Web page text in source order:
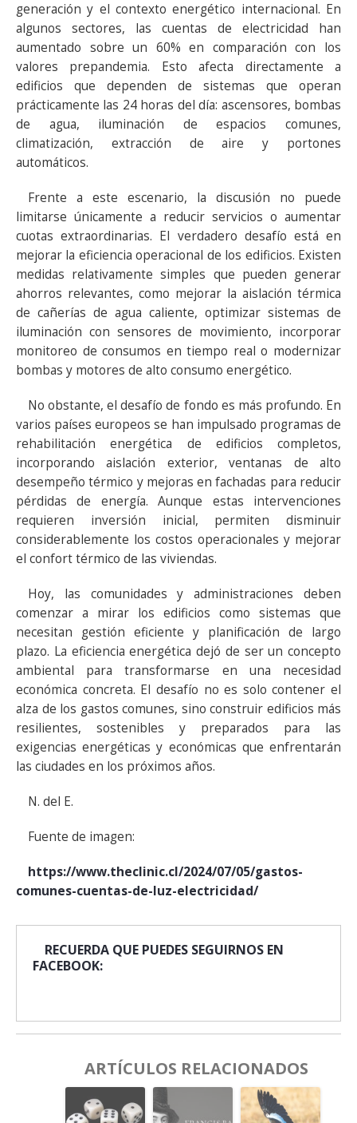
generación y el contexto energético internacional. En
algunos sectores, las cuentas de electricidad han
aumentado sobre un 60% en comparación con los
valores prepandemia. Esto afecta directamente a
edificios que dependen de sistemas que operan
prácticamente las 24 horas del día: ascensores, bombas
de agua, iluminación de espacios comunes,
climatización, extracción de aire y portones
automáticos.
Frente a este escenario, la discusión no puede
limitarse únicamente a reducir servicios o aumentar
cuotas extraordinarias. El verdadero desafío está en
mejorar la eficiencia operacional de los edificios. Existen
medidas relativamente simples que pueden generar
ahorros relevantes, como mejorar la aislación térmica
de cañerías de agua caliente, optimizar sistemas de
iluminación con sensores de movimiento, incorporar
monitoreo de consumos en tiempo real o modernizar
bombas y motores de alto consumo energético.
No obstante, el desafío de fondo es más profundo. En
varios países europeos se han impulsado programas de
rehabilitación energética de edificios completos,
incorporando aislación exterior, ventanas de alto
desempeño térmico y mejoras en fachadas para reducir
pérdidas de energía. Aunque estas intervenciones
requieren inversión inicial, permiten disminuir
considerablemente los costos operacionales y mejorar
el confort térmico de las viviendas.
Hoy, las comunidades y administraciones deben
comenzar a mirar los edificios como sistemas que
necesitan gestión eficiente y planificación de largo
plazo. La eficiencia energética dejó de ser un concepto
ambiental para transformarse en una necesidad
económica concreta. El desafío no es solo contener el
alza de los gastos comunes, sino construir edificios más
resilientes, sostenibles y preparados para las
exigencias energéticas y económicas que enfrentarán
las ciudades en los próximos años.
N. del E.
Fuente de imagen:
https://www.theclinic.cl/2024/07/05/gastos-
comunes-cuentas-de-luz-electricidad/
RECUERDA QUE PUEDES SEGUIRNOS EN
FACEBOOK:
ARTÍCULOS RELACIONADOS